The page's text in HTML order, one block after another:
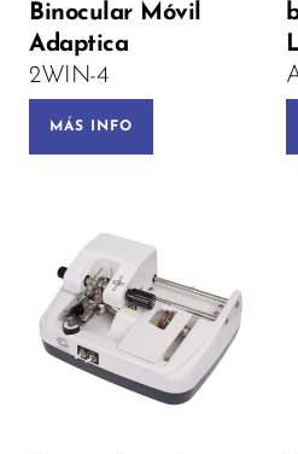
Binocular Móvil
Adaptica
2WIN-4
MÁS INFO